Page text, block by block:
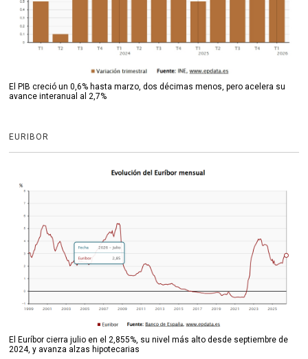
El PIB creció un 0,6% hasta marzo, dos décimas menos, pero acelera su
avance interanual al 2,7%
EURIBOR
El Euríbor cierra julio en el 2,855%, su nivel más alto desde septiembre de
2024, y avanza alzas hipotecarias